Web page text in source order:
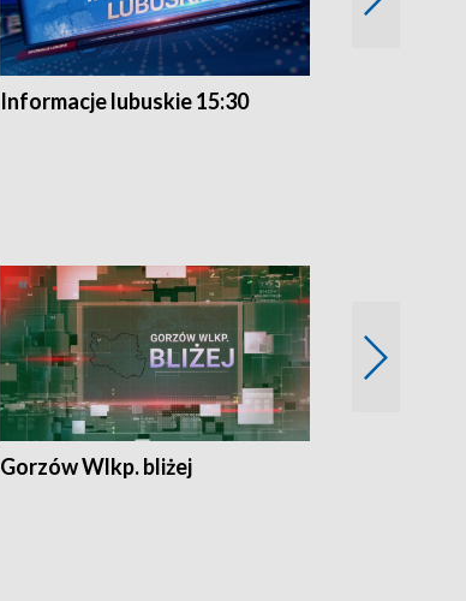
Informacje lubuskie 15:30
Gorzów Wlkp. bliżej